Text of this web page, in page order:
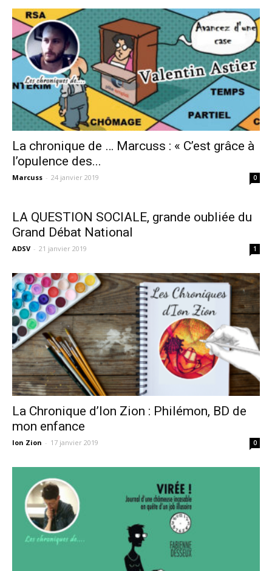
La chronique de … Marcuss : « C’est grâce à
l’opulence des...
Marcuss - 24 janvier 2019 0
LA QUESTION SOCIALE, grande oubliée du
Grand Débat National
ADSV - 21 janvier 2019 1
La Chronique d’Ion Zion : Philémon, BD de
mon enfance
Ion Zion - 17 janvier 2019 0